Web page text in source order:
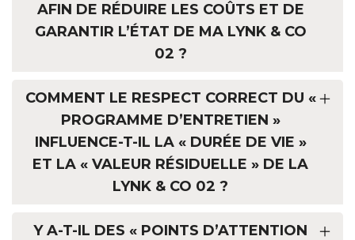
AFIN DE RÉDUIRE LES COÛTS ET DE
GARANTIR L’ÉTAT DE MA LYNK & CO
02 ?
COMMENT LE RESPECT CORRECT DU «
PROGRAMME D’ENTRETIEN »
INFLUENCE-T-IL LA « DURÉE DE VIE »
ET LA « VALEUR RÉSIDUELLE » DE LA
LYNK & CO 02 ?
Y A-T-IL DES « POINTS D’ATTENTION